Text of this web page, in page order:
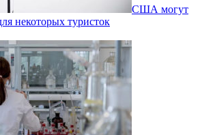
США могут
некоторых туристок